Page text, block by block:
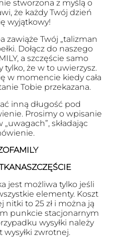
stworzona z myślą o
że każdy Twój dzień
wyjątkowy!
zawiąże Twój „talizman
Dołącz do naszego
a szczęście samo
tylko, że w to uwierzysz.
w momencie kiedy cała
Tobie przekazana.
inną długość pod
Prosimy o wpisanie
składając
jest możliwa tylko jeśli
elementy. Koszt
to 25 zł i można ją
punkcie stacjonarnym
wysyłki należy
wysyłki zwrotnej.